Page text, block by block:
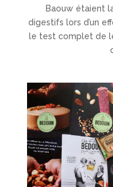
Baouw étaient
digestifs lors d’un
le test complet de